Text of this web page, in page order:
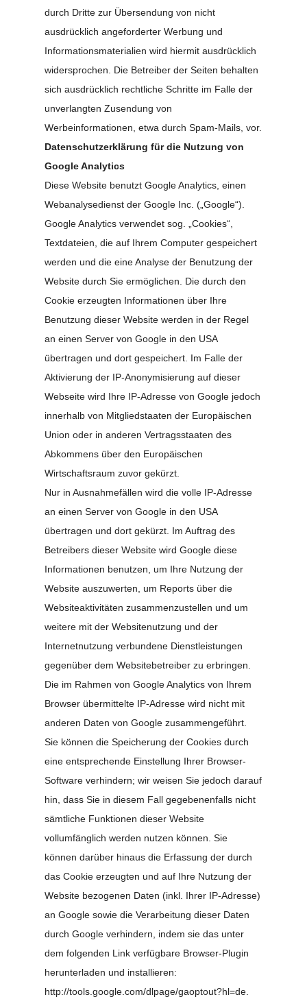
durch Dritte zur Übersendung von nicht
ausdrücklich angeforderter Werbung und
Informationsmaterialien wird hiermit ausdrücklich
widersprochen. Die Betreiber der Seiten behalten
sich ausdrücklich rechtliche Schritte im Falle der
unverlangten Zusendung von
Werbeinformationen, etwa durch Spam-Mails, vor.
Datenschutzerklärung für die Nutzung von
Google Analytics
Diese Website benutzt Google Analytics, einen
Webanalysedienst der Google Inc. („Google“).
Google Analytics verwendet sog. „Cookies“,
Textdateien, die auf Ihrem Computer gespeichert
werden und die eine Analyse der Benutzung der
Website durch Sie ermöglichen. Die durch den
Cookie erzeugten Informationen über Ihre
Benutzung dieser Website werden in der Regel
an einen Server von Google in den USA
übertragen und dort gespeichert. Im Falle der
Aktivierung der IP-Anonymisierung auf dieser
Webseite wird Ihre IP-Adresse von Google jedoch
innerhalb von Mitgliedstaaten der Europäischen
Union oder in anderen Vertragsstaaten des
Abkommens über den Europäischen
Wirtschaftsraum zuvor gekürzt.
Nur in Ausnahmefällen wird die volle IP-Adresse
an einen Server von Google in den USA
übertragen und dort gekürzt. Im Auftrag des
Betreibers dieser Website wird Google diese
Informationen benutzen, um Ihre Nutzung der
Website auszuwerten, um Reports über die
Websiteaktivitäten zusammenzustellen und um
weitere mit der Websitenutzung und der
Internetnutzung verbundene Dienstleistungen
gegenüber dem Websitebetreiber zu erbringen.
Die im Rahmen von Google Analytics von Ihrem
Browser übermittelte IP-Adresse wird nicht mit
anderen Daten von Google zusammengeführt.
Sie können die Speicherung der Cookies durch
eine entsprechende Einstellung Ihrer Browser-
Software verhindern; wir weisen Sie jedoch darauf
hin, dass Sie in diesem Fall gegebenenfalls nicht
sämtliche Funktionen dieser Website
vollumfänglich werden nutzen können. Sie
können darüber hinaus die Erfassung der durch
das Cookie erzeugten und auf Ihre Nutzung der
Website bezogenen Daten (inkl. Ihrer IP-Adresse)
an Google sowie die Verarbeitung dieser Daten
durch Google verhindern, indem sie das unter
dem folgenden Link verfügbare Browser-Plugin
herunterladen und installieren:
http://tools.google.com/dlpage/gaoptout?hl=de